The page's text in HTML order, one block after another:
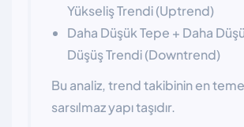
Yükseliş Trendi (Uptrend)
Daha Düşük Tepe + Daha
Düşüş Trendi (Downtrend)
Bu analiz, trend takibinin en
sarsılmaz yapı taşıdır.